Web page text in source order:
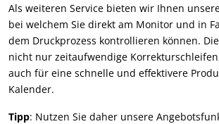
Als weiteren Service bieten wir Ihnen
bei welchem Sie direkt am Monitor und in
dem Druckprozess kontrollieren können.
nicht nur zeitaufwendige
auch für eine schnelle und effektivere
Kalender.
Tipp: Nutzen Sie daher unsere